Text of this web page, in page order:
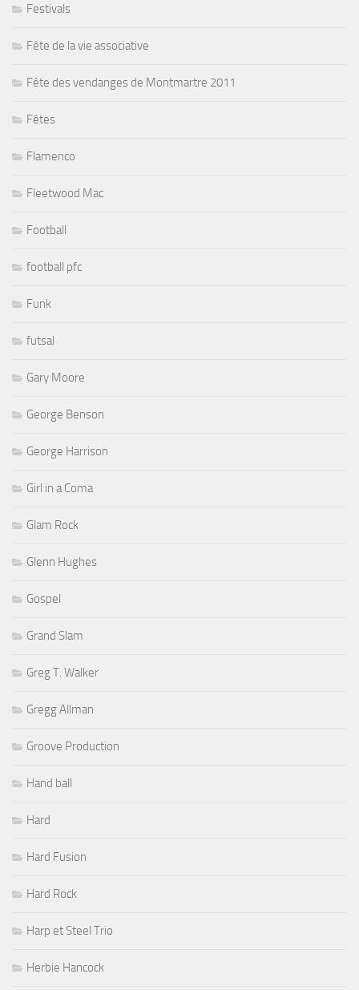
Festivals
Fête de la vie associative
Fête des vendanges de Montmartre 2011
Fêtes
Flamenco
Fleetwood Mac
Football
football pfc
Funk
futsal
Gary Moore
George Benson
George Harrison
Girl in a Coma
Glam Rock
Glenn Hughes
Gospel
Grand Slam
Greg T. Walker
Gregg Allman
Groove Production
Hand ball
Hard
Hard Fusion
Hard Rock
Harp et Steel Trio
Herbie Hancock